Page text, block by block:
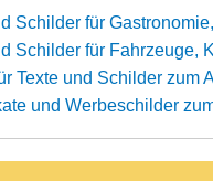
Schilder für
Schilder für Fahrzeuge,
Texte und Schilder zum
und Werbeschilder